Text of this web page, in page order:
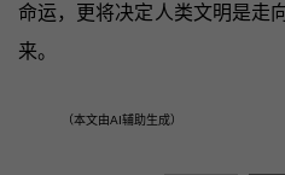
命运，更将决定人类文明是走
来。
（本文由AI辅助生成）